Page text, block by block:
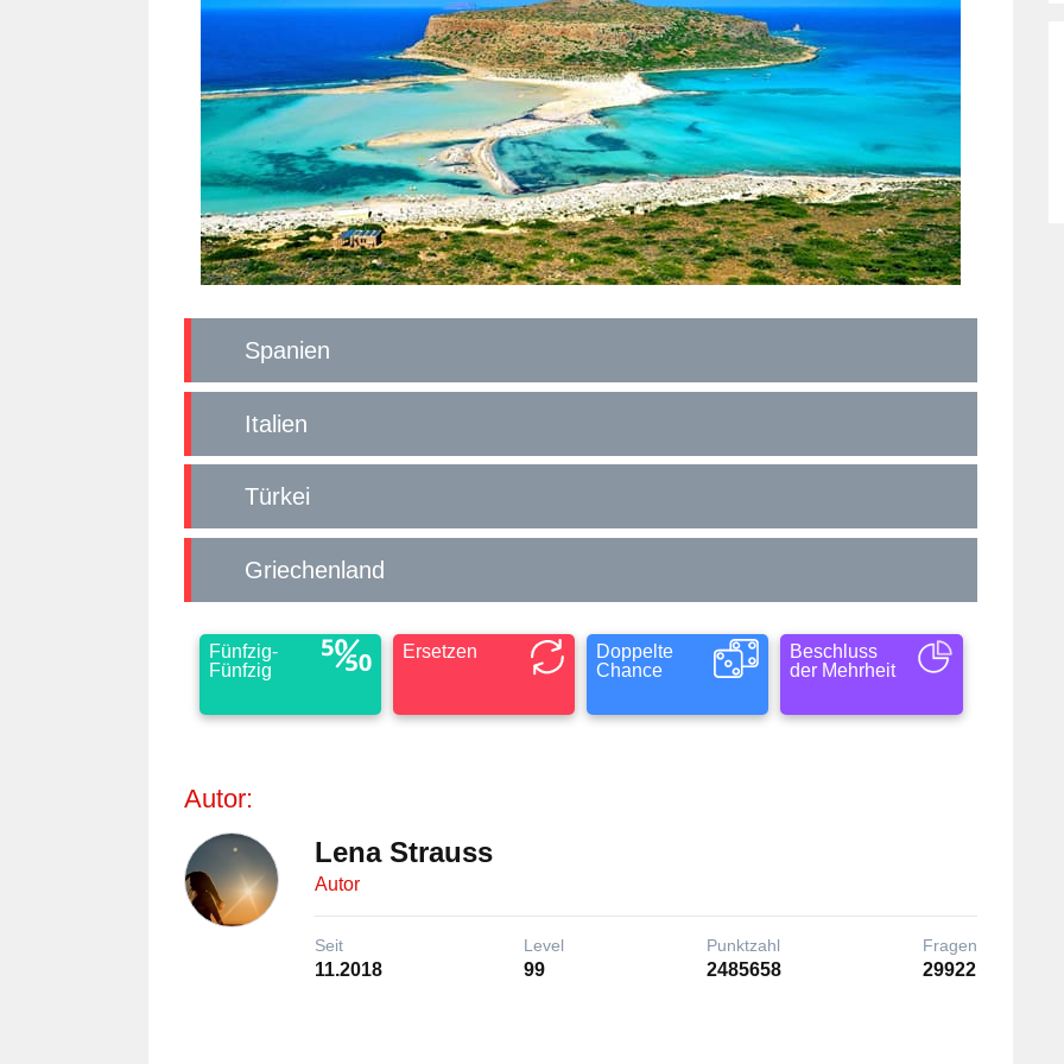
Spanien
Italien
Türkei
Griechenland
Fünfzig-
Fünfzig
Ersetzen
Doppelte
Chance
Beschluss
der Mehrheit
Autor:
Lena Strauss
Autor
Seit
11.2018
Level
99
Punktzahl
2485658
Fragen
29922